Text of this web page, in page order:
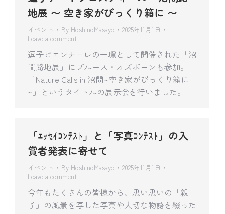
地展 〜 空き家がびっくり箱に 〜
イベント By HoshinoMasayo
2025年11月1日
Leave a comment
逗子ビエンナーレの一環として開催された「沼
間路地展」にブルース・オズボーンも参加。
「Nature Calls in 沼間~空き家がびっくり箱に
~」というタイトルの展示会を行いました。
「ｴｯｾｲｺﾝﾃｽﾄ」と「写真ｺﾝﾃｽﾄ」の入
賞者発表に寄せて
イベント By HoshinoMasayo
2025年11月1日
Leave a comment
今年もたくさんの皆様から、思い思いの「親
子」の風景を写した写真や大切な物語を綴った